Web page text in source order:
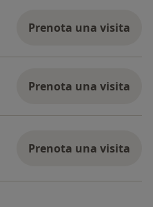
Prenota una visita
Prenota una visita
Prenota una visita